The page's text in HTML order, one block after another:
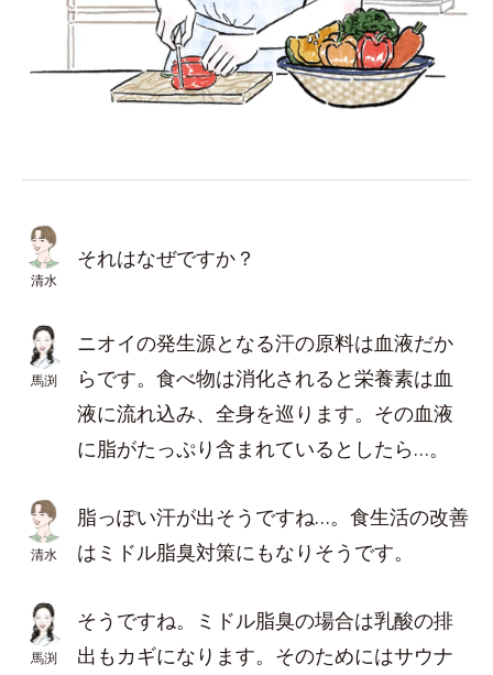
清水
それはなぜですか？
馬渕
ニオイの発生源となる汗の原料は血液だか
らです。食べ物は消化されると栄養素は血
液に流れ込み、全身を巡ります。その血液
に脂がたっぷり含まれているとしたら…。
清水
脂っぽい汗が出そうですね…。食生活の改善
はミドル脂臭対策にもなりそうです。
馬渕
そうですね。ミドル脂臭の場合は乳酸の排
出もカギになります。そのためにはサウナ